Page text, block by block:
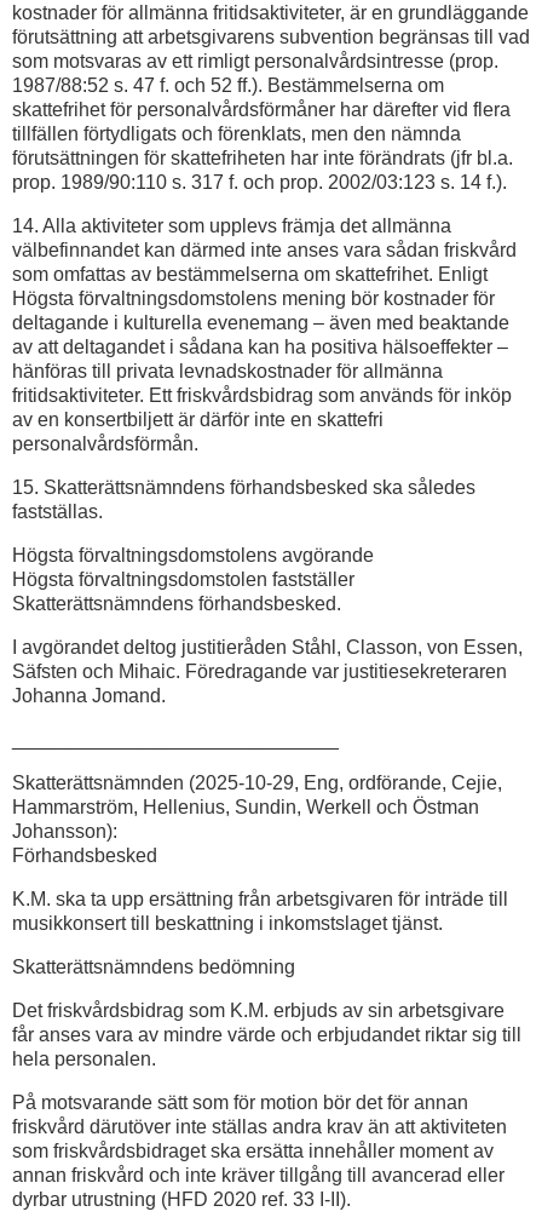
kostnader för allmänna fritidsaktiviteter, är en grundläggande
förutsättning att arbetsgivarens subvention begränsas till vad
som motsvaras av ett rimligt personalvårdsintresse (prop.
1987/88:52 s. 47 f. och 52 ff.). Bestämmelserna om
skattefrihet för personal­vårdsförmåner har därefter vid flera
tillfällen förtydligats och förenklats, men den nämnda
förutsättningen för skattefriheten har inte förändrats (jfr bl.a.
prop. 1989/90:110 s. 317 f. och prop. 2002/03:123 s. 14 f.).
14. Alla aktiviteter som upplevs främja det allmänna
välbefinnandet kan därmed inte anses vara sådan friskvård
som omfattas av bestämmelserna om skattefrihet. Enligt
Högsta förvaltningsdomstolens mening bör kostnader för
deltagande i kulturella evenemang – även med beaktande
av att deltagandet i sådana kan ha positiva hälsoeffekter –
hänföras till privata levnads­kostnader för allmänna
fritidsaktiviteter. Ett friskvårds­bidrag som används för inköp
av en konsertbiljett är därför inte en skattefri
personalvårdsförmån.
15. Skatterättsnämndens förhandsbesked ska således
fastställas.
Högsta förvaltningsdomstolens avgörande
Högsta förvaltningsdomstolen fastställer
Skatterättsnämndens förhandsbesked.
I avgörandet deltog justitieråden Ståhl, Classon, von Essen,
Säfsten och Mihaic. Föredragande var justitiesekreteraren
Johanna Jomand.
Skatterättsnämnden (2025-10-29, Eng, ordförande, Cejie,
Hammarström, Hellenius, Sundin, Werkell och Östman
Johansson):
Förhandsbesked
K.M. ska ta upp ersättning från arbetsgivaren för inträde till
musikkonsert till beskattning i inkomstslaget tjänst.
Skatterättsnämndens bedömning
Det friskvårdsbidrag som K.M. erbjuds av sin arbetsgivare
får anses vara av mindre värde och erbjudandet riktar sig till
hela personalen.
På motsvarande sätt som för motion bör det för annan
friskvård därutöver inte ställas andra krav än att aktiviteten
som friskvårdsbidraget ska ersätta innehåller moment av
annan friskvård och inte kräver tillgång till avancerad eller
dyrbar utrustning (HFD 2020 ref. 33 I-II).